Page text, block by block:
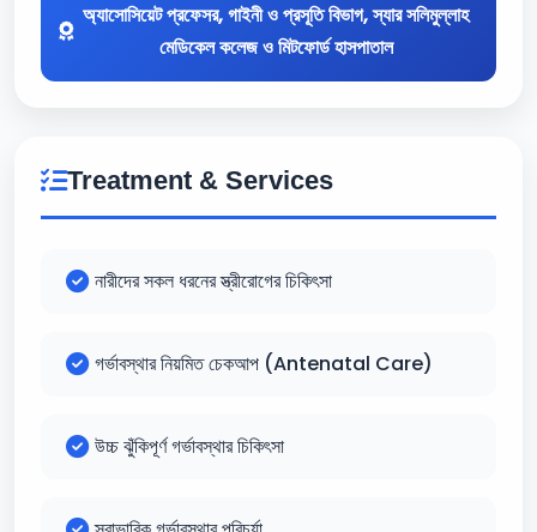
অ্যাসোসিয়েট প্রফেসর, গাইনী ও প্রসূতি বিভাগ, স্যার সলিমুল্লাহ
মেডিকেল কলেজ ও মিটফোর্ড হাসপাতাল
Treatment & Services
নারীদের সকল ধরনের স্ত্রীরোগের চিকিৎসা
গর্ভাবস্থার নিয়মিত চেকআপ (Antenatal Care)
উচ্চ ঝুঁকিপূর্ণ গর্ভাবস্থার চিকিৎসা